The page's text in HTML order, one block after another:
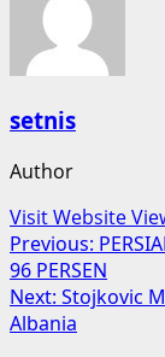
setnis
Author
Visit Website
Post
navigation
Previous:
96 PERSEN
Next: Stojkovic
Albania